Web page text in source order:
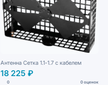
Антенна Сетка 1.1-1.7 с кабелем
18 225 ₽
0 0 оценок